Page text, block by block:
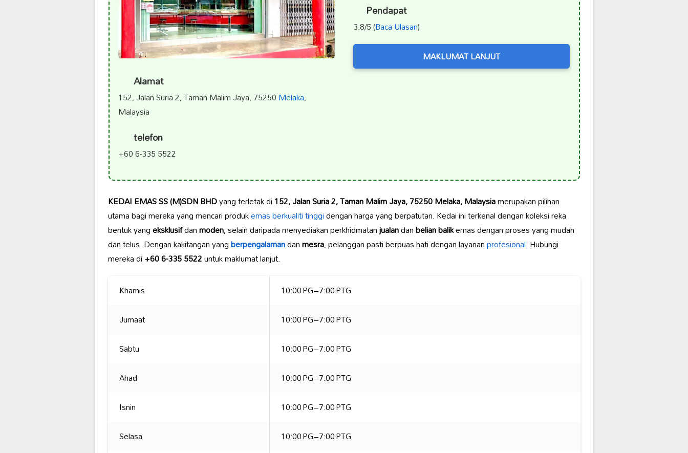
Alamat
152, Jalan Suria 2, Taman Malim Jaya, 75250Melaka,
Malaysia
telefon
+60 6-335 5522
Pendapat
3.8/5 (Baca Ulasan)
MAKLUMAT LANJUT
KEDAI EMAS SS (M)SDN BHDyang terletak di152, Jalan Suria 2, Taman Malim Jaya, 75250 Melaka, Malaysiamerupakan pilihan
utama bagi mereka yang mencari produkemas berkualiti tinggidengan harga yang berpatutan. Kedai ini terkenal dengan koleksi reka
bentuk yangeksklusifdanmoden, selain daripada menyediakan perkhidmatanjualandanbelian balikemas dengan proses yang mudah
dan telus. Dengan kakitangan yangberpengalamandanmesra, pelanggan pasti berpuas hati dengan layananprofesional. Hubungi
mereka di+60 6-335 5522untuk maklumat lanjut.
Khamis
10:00 PG–7:00 PTG
Jumaat
10:00 PG–7:00 PTG
Sabtu
10:00 PG–7:00 PTG
Ahad
10:00 PG–7:00 PTG
Isnin
10:00 PG–7:00 PTG
Selasa
10:00 PG–7:00 PTG